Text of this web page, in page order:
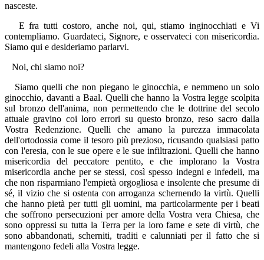
nasceste.
E fra tutti costoro, anche noi, qui, stiamo inginocchiati e Vi
contempliamo. Guardateci, Signore, e osservateci con misericordia.
Siamo qui e desideriamo parlarvi.
Noi, chi siamo noi?
Siamo quelli che non piegano le ginocchia, e nemmeno un solo
ginocchio, davanti a Baal. Quelli che hanno la Vostra legge scolpita
sul bronzo dell'anima, non permettendo che le dottrine del secolo
attuale gravino coi loro errori su questo bronzo, reso sacro dalla
Vostra Redenzione. Quelli che amano la purezza immacolata
dell'ortodossia come il tesoro più prezioso, ricusando qualsiasi patto
con l'eresia, con le sue opere e le sue infiltrazioni. Quelli che hanno
misericordia del peccatore pentito, e che implorano la Vostra
misericordia anche per se stessi, così spesso indegni e infedeli, ma
che non risparmiano l'empietà orgogliosa e insolente che presume di
sé, il vizio che si ostenta con arroganza schernendo la virtù. Quelli
che hanno pietà per tutti gli uomini, ma particolarmente per i beati
che soffrono persecuzioni per amore della Vostra vera Chiesa, che
sono oppressi su tutta la Terra per la loro fame e sete di virtù, che
sono abbandonati, scherniti, traditi e calunniati per il fatto che si
mantengono fedeli alla Vostra legge.